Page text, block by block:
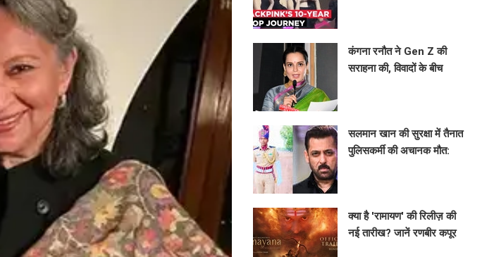
कंगना रनौत ने Gen Z की
सराहना की, विवादों के बीच
सलमान खान की सुरक्षा में तैनात
पुलिसकर्मी की अचानक मौत:
क्या है 'रामायण' की रिलीज़ की
नई तारीख? जानें रणबीर कपूर